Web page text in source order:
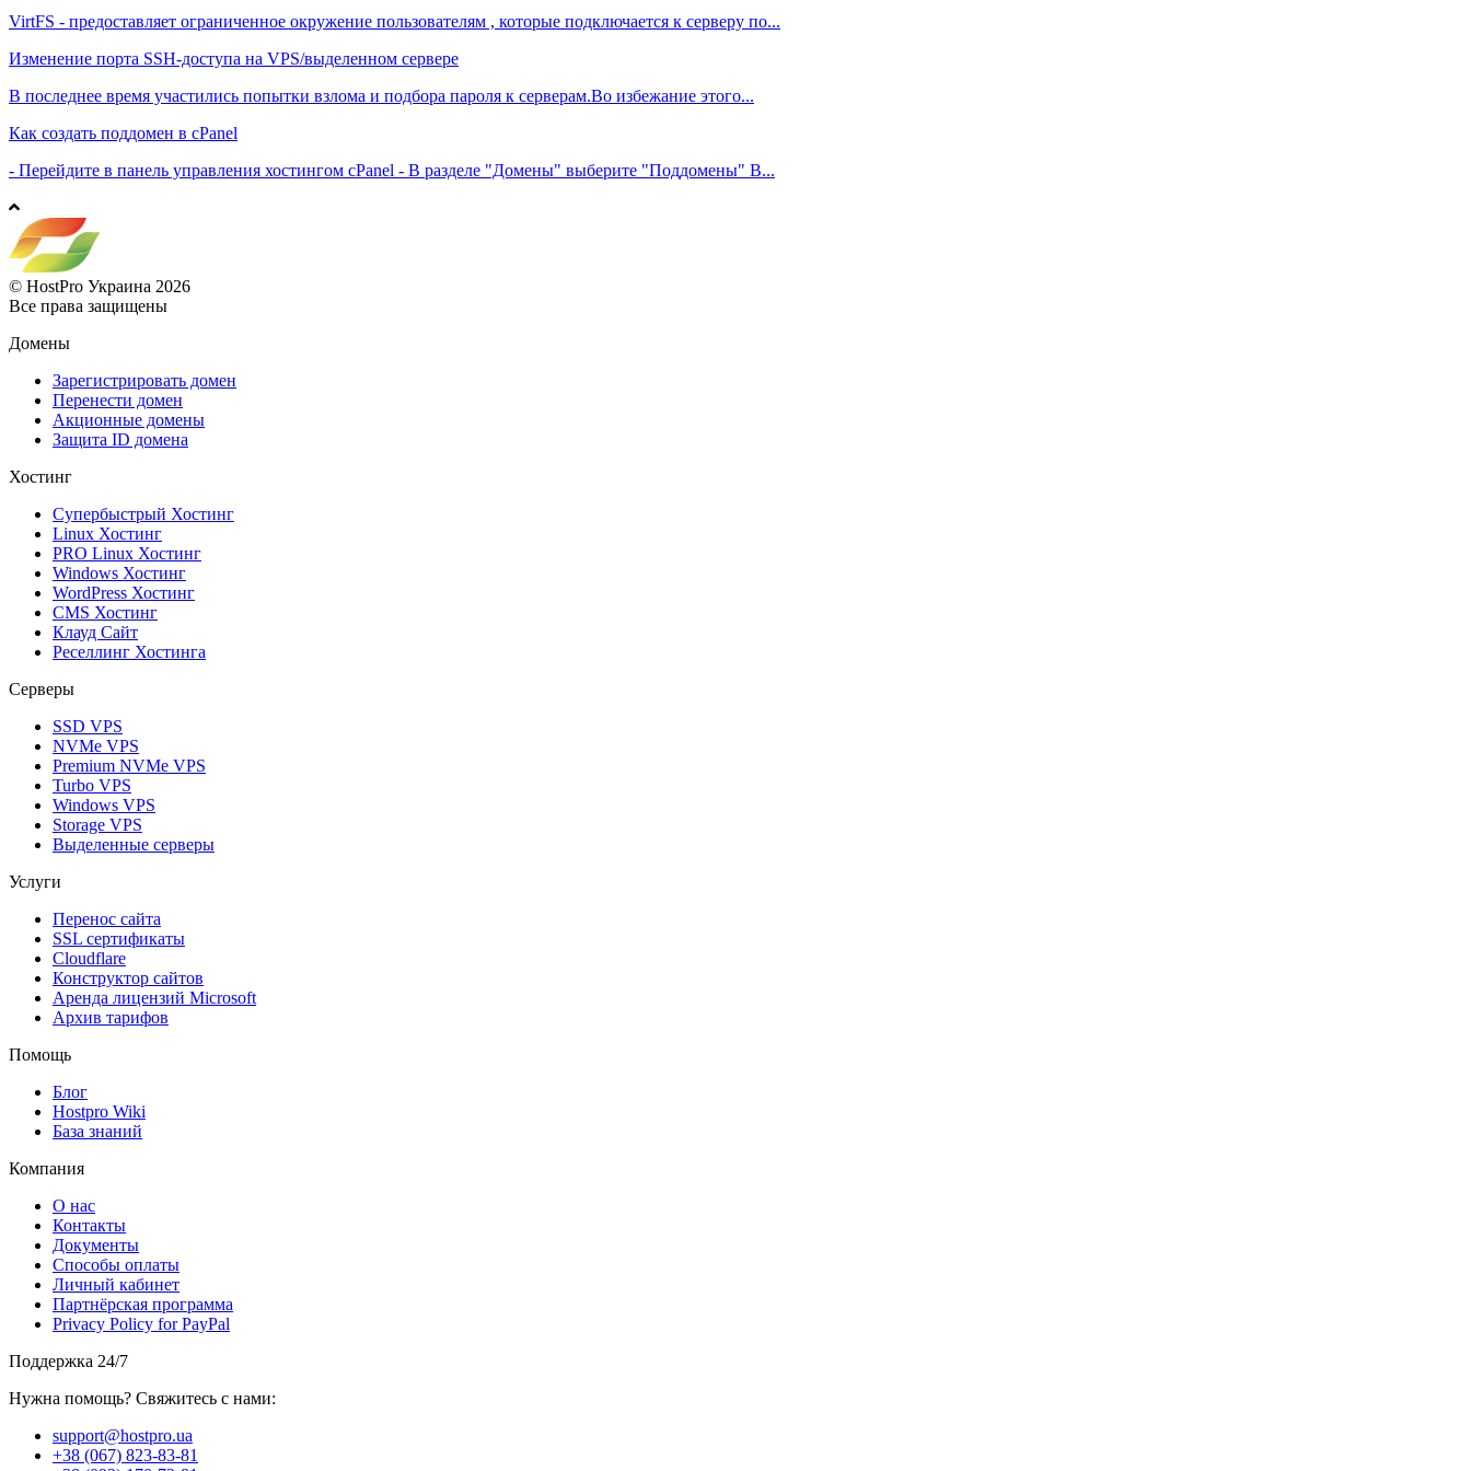
VirtFS - предоставляет ограниченное окружение пользователям , которые подключается к серверу по...
Изменение порта SSH-доступа на VPS/выделенном сервере
В последнее время участились попытки взлома и подбора пароля к серверам.Во избежание этого...
Как создать поддомен в cPanel
- Перейдите в панель управления хостингом cPanel - В разделе "Домены" выберите "Поддомены" В...
© HostPro Украина 2026
Все права защищены
Домены
Зарегистрировать домен
Перенести домен
Акционные домены
Защита ID домена
Хостинг
Супербыстрый Хостинг
Linux Хостинг
PRO Linux Хостинг
Windows Хостинг
WordPress Хостинг
CMS Хостинг
Клауд Сайт
Реселлинг Хостинга
Серверы
SSD VPS
NVMe VPS
Premium NVMe VPS
Turbo VPS
Windows VPS
Storage VPS
Выделенные серверы
Услуги
Перенос сайта
SSL сертификаты
Clоudflare
Конструктор сайтов
Аренда лицензий Microsoft
Архив тарифов
Помощь
Блог
Hostpro Wiki
База знаний
Компания
О нас
Контакты
Документы
Способы оплаты
Личный кабинет
Партнёрская программа
Privacy Policy for PayPal
Поддержка 24/7
Нужна помощь? Свяжитесь с нами:
support@hostpro.ua
+38 (067) 823-83-81